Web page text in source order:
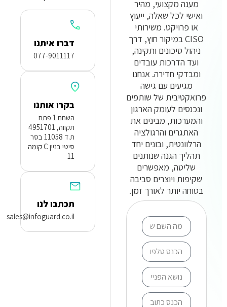
מענה מקצועי, מהיר
ואישי לכל שאלה, ייעוץ
או פרויקט. משירותי
CISO במיקור חוץ, דרך
ניהול סיכונים ותקינה,
ועד הדרכות עובדים
ומבדקי חדירה. אנחנו
מגיעים עם גישה
פרואקטיבית של שותפים
ונכנסים לעומק הארגון
והמערכות, מבינים את
האתגרים והרגולציה
הרלוונטית, ובונים יחד
תהליך הגנה שנותנים
שליטה, מאפשרים
שקיפות ויוצרים סביבה
בטוחה יותר לאורך זמן.
דברו איתנו
077-9011117
בקרו אותנו
השחם 1 פתח
תקווה, 4951701
ת.ד 11058 בסר
סיטי בניין C קומה
11
תכתבו לנו
sales@infoguard.co.il